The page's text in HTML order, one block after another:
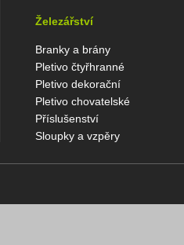
Železářství
Branky a brány
Pletivo čtyřhranné
Pletivo dekorační
Pletivo chovatelské
Příslušenství
Sloupky a vzpěry